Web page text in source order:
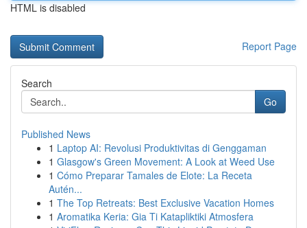
HTML is disabled
Report Page
Search
Go
Published News
1 Laptop AI: Revolusi Produktivitas di Genggaman
1 Glasgow's Green Movement: A Look at Weed Use
1 Cómo Preparar Tamales de Elote: La Receta
Autén...
1 The Top Retreats: Best Exclusive Vacation Homes
1 Aromatika Keria: Gia Ti Katapliktiki Atmosfera